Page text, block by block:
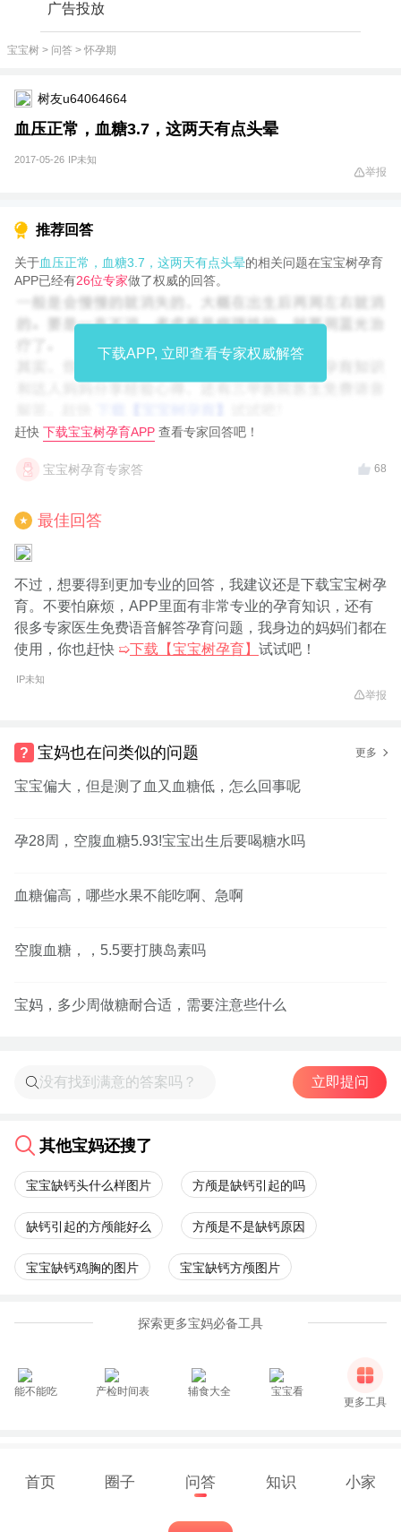
广告投放
宝宝树 > 问答 > 怀孕期
树友u64064664
血压正常，血糖3.7，这两天有点头晕
2017-05-26 IP未知
举报
推荐回答
关于血压正常，血糖3.7，这两天有点头晕的相关问题在宝宝树孕育
APP已经有26位专家做了权威的回答。
下载APP, 立即查看专家权威解答
赶快 下载宝宝树孕育APP 查看专家回答吧！
宝宝树孕育专家答 68
★ 最佳回答
不过，想要得到更加专业的回答，我建议还是下载宝宝树孕
育。不要怕麻烦，APP里面有非常专业的孕育知识，还有
很多专家医生免费语音解答孕育问题，我身边的妈妈们都在
使用，你也赶快 ➯下载【宝宝树孕育】 试试吧！
IP未知
举报
宝妈也在问类似的问题 更多
宝宝偏大，但是测了血又血糖低，怎么回事呢
孕28周，空腹血糖5.93!宝宝出生后要喝糖水吗
血糖偏高，哪些水果不能吃啊、急啊
空腹血糖，，5.5要打胰岛素吗
宝妈，多少周做糖耐合适，需要注意些什么
立即提问
其他宝妈还搜了
宝宝缺钙头什么样图片 方颅是缺钙引起的吗
缺钙引起的方颅能好么 方颅是不是缺钙原因
宝宝缺钙鸡胸的图片 宝宝缺钙方颅图片
探索更多宝妈必备工具
能不能吃 产检时间表 辅食大全
宝宝看
更多工具
首页 圈子 问答 知识 小家